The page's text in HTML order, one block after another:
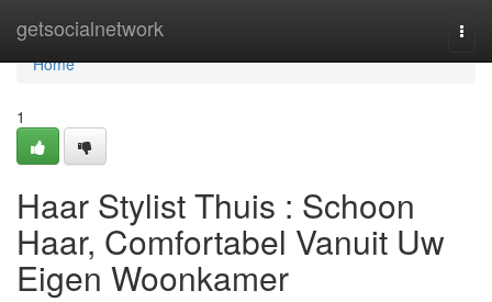
getsocialnetwork
Home
Home
1
Haar Stylist Thuis : Schoon
Haar, Comfortabel Vanuit Uw
Eigen Woonkamer